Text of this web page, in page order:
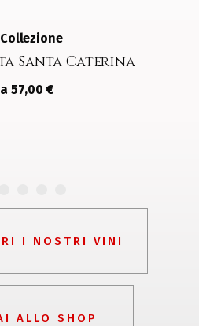
Santa Caterina
57,00 €
I NOSTRI VINI
ALLO SHOP